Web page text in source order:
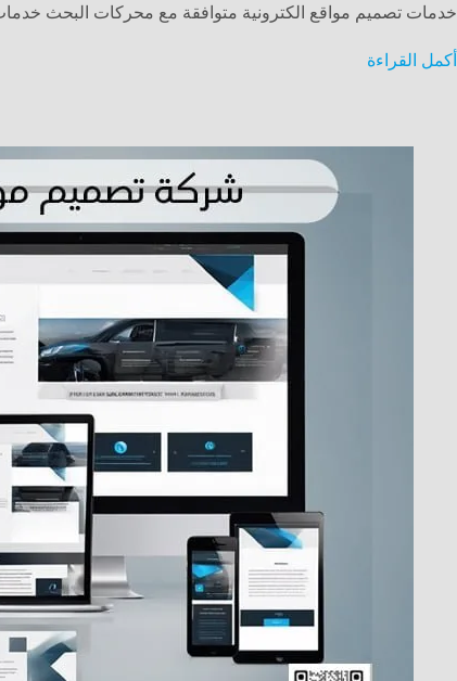
خدمات تصميم مواقع الكترونية متوافقة مع محركات البحث
أكمل القراءة